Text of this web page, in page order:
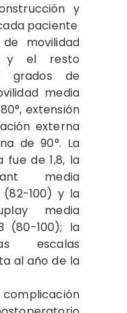
y
paciente
movilidad
y el resto
grados de
media
extensión
externa
de 90°. La
fue de 1,8, la
media
(82-100) y la
media
(80-100); la
escalas
al año de la